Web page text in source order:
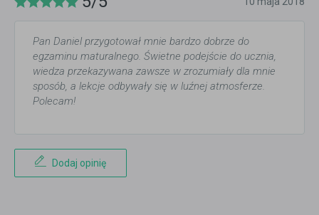
Pan Daniel przygotował mnie bardzo dobrze do
egzaminu maturalnego. Świetne podejście do ucznia,
wiedza przekazywana zawsze w zrozumiały dla mnie
sposób, a lekcje odbywały się w luźnej atmosferze.
Polecam!
Dodaj opinię